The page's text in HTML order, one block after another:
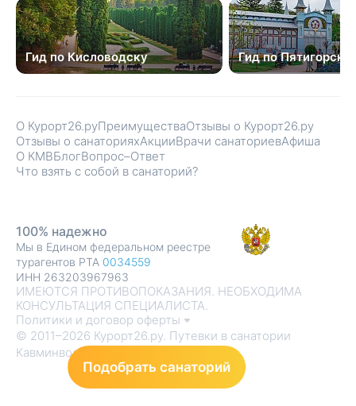
Гид по Кисловодску Гид по Пятигорску
О Курорт26.руПреимуществаОтзывы о Курорт26.ру
Отзывы о санаторияхАкцииВрачи санаториевАфиша
О КМВБлогВопрос–Ответ
Что взять с собой в санаторий?
ИМЕЮТСЯ ПРОТИВОПОКАЗАНИЯ. НЕОБХОДИМА
КОНСУЛЬТАЦИЯ СПЕЦИАЛИСТА.
Политики и договор оферты
© 2011–2026 Курорт26.ру. Путевки в санатории
Кавминвод
100% надежно
Мы в Едином федеральном реестре
турагентов РТА 0034559
ИНН 263203967963
Подобрать санаторий